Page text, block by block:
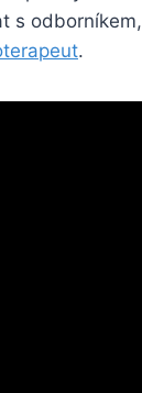
s odborníkem,
.